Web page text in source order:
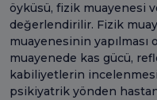
öyküsü, fizik muayenesi
değerlendirilir. Fizik
muayenesinin
muayenede kas gücü,
kabiliyetlerin
psikiyatrik yönden